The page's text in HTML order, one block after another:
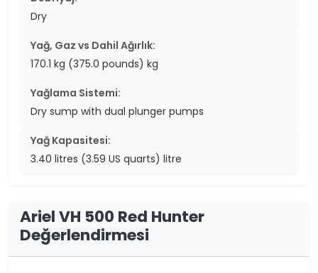
Dry
Yağ, Gaz vs Dahil Ağırlık:
170.1 kg (375.0 pounds) kg
Yağlama Sistemi:
Dry sump with dual plunger pumps
Yağ Kapasitesi:
3.40 litres (3.59 US quarts) litre
Ariel VH 500 Red Hunter
Değerlendirmesi